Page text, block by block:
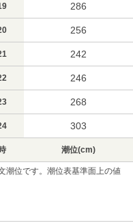
286
256
242
246
268
303
潮位(cm)
潮位です。潮位表基準面上の値